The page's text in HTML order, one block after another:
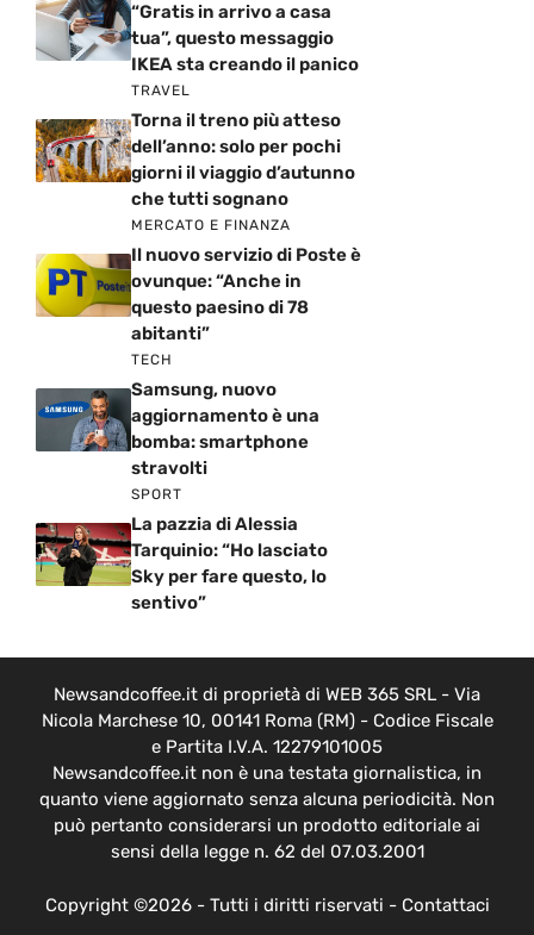
“Gratis in arrivo a casa
tua”, questo messaggio
IKEA sta creando il panico
TRAVEL
Torna il treno più atteso
dell’anno: solo per pochi
giorni il viaggio d’autunno
che tutti sognano
MERCATO E FINANZA
Il nuovo servizio di Poste è
ovunque: “Anche in
questo paesino di 78
abitanti”
TECH
Samsung, nuovo
aggiornamento è una
bomba: smartphone
stravolti
SPORT
La pazzia di Alessia
Tarquinio: “Ho lasciato
Sky per fare questo, lo
sentivo”
Newsandcoffee.it di proprietà di WEB 365 SRL - Via
Nicola Marchese 10, 00141 Roma (RM) - Codice Fiscale
e Partita I.V.A. 12279101005
Newsandcoffee.it non è una testata giornalistica, in
quanto viene aggiornato senza alcuna periodicità. Non
può pertanto considerarsi un prodotto editoriale ai
sensi della legge n. 62 del 07.03.2001
Copyright ©2026 - Tutti i diritti riservati - Contattaci